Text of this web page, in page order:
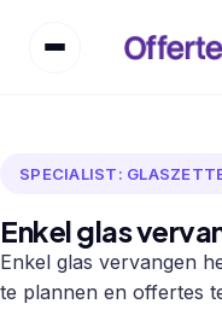
SPECIALIST:
Enkel glas
Enkel glas vervangen
te plannen en offertes